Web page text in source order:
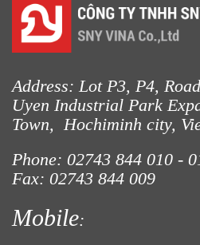
LƯỚI CHẮN
Address: Lot P3, P4,
Uyen Industrial Park
Town, Hochiminh city,
Phone: 02743 844 010 -
Fax: 02743 844 009
Mobile: